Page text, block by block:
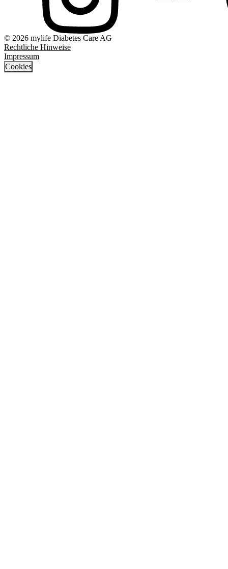
© 2026 mylife Diabetes Care AG
Rechtliche Hinweise
Impressum
Cookies